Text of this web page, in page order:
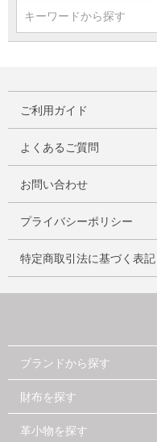
キーワードから探す
ご利用ガイド
よくあるご質問
お問い合わせ
プライバシーポリシー
特定商取引法に基づく表記
ブランドから探す
財布を探す
革小物を探す